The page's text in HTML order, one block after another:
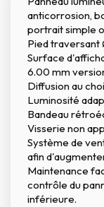
anticorrosion,
portrait simple
Pied traversant
Surface
6.00 mm
Diffusion au
Luminosité
Bandeau
Visserie non
Système de
afin
Maintenance
contrôle du
inférieure.